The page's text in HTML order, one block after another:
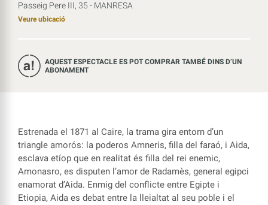
Passeig Pere III, 35 - MANRESA
Veure ubicació
AQUEST ESPECTACLE ES POT COMPRAR TAMBÉ DINS D’UN
ABONAMENT
Estrenada el 1871 al Caire, la trama gira entorn d’un
triangle amorós: la poderos Amneris, filla del faraó, i Aida,
esclava etíop que en realitat és filla del rei enemic,
Amonasro, es disputen l’amor de Radamès, general egipci
enamorat d’Aida. Enmig del conflicte entre Egipte i
Etiopia, Aida es debat entre la lleialtat al seu poble i el